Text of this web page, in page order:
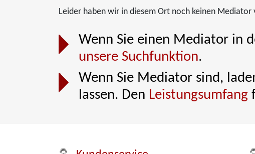
Leider haben wir in diesem Ort noch keinen Mediator
Wenn Sie einen Mediator in
unsere Suchfunktion.
Wenn Sie Mediator sind,
lassen. Den Leistungsumfang